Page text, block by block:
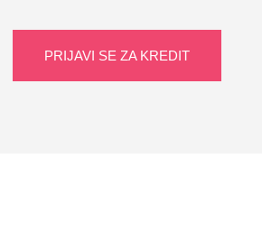
PRIJAVI SE ZA KREDIT